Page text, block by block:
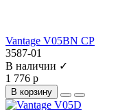
Vantage V05BN CP
3587-01
В наличии ✓
1 776 р
В корзину